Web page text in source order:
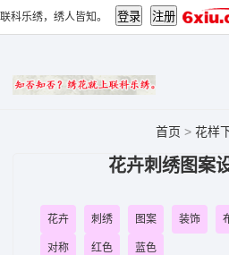
联科乐绣，绣人皆知。
首页 > 花样
花卉刺绣图案
花卉 刺绣 图案 装饰
对称 红色 蓝色